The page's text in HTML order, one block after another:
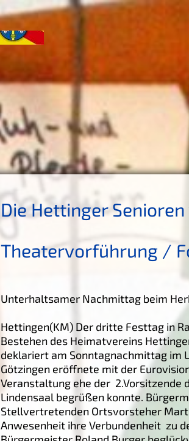
Die Hettinger
Theatervorführung /
Unterhaltsamer Nachmittag beim
Hettingen(KM) Der dritte Festtag in
Bestehen des Heimatvereins
deklariert am Sonntagnachmittag im
Götzingen eröffnete mit der
Veranstaltung ehe der 2.Vorsitzende
Lindensaal begrüßen konnte.
Stellvertretenden Ortsvorsteher
Anwesenheit ihre Verbundenheit zu